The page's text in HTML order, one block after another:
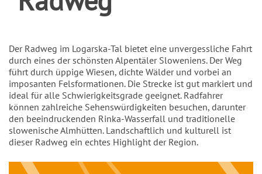
Einleitung
Der Radweg im Logarska-Tal bietet eine unvergessliche Fahrt
durch eines der schönsten Alpentäler Sloweniens. Der Weg
führt durch üppige Wiesen, dichte Wälder und vorbei an
imposanten Felsformationen. Die Strecke ist gut markiert und
ideal für alle Schwierigkeitsgrade geeignet. Radfahrer
können zahlreiche Sehenswürdigkeiten besuchen, darunter
den beeindruckenden Rinka-Wasserfall und traditionelle
slowenische Almhütten. Landschaftlich und kulturell ist
dieser Radweg ein echtes Highlight der Region.
Inhalt